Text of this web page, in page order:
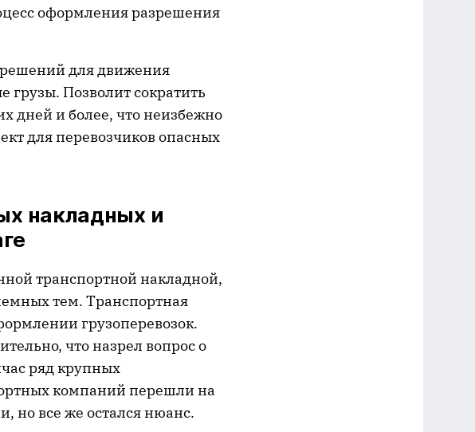
оформления разрешения
для движения
грузы. Позволит сократить
дней и более, что неизбежно
для перевозчиков опасных
накладных и
транспортной накладной,
тем. Транспортная
грузоперевозок.
что назрел вопрос о
ряд крупных
компаний перешли на
но все же остался нюанс.